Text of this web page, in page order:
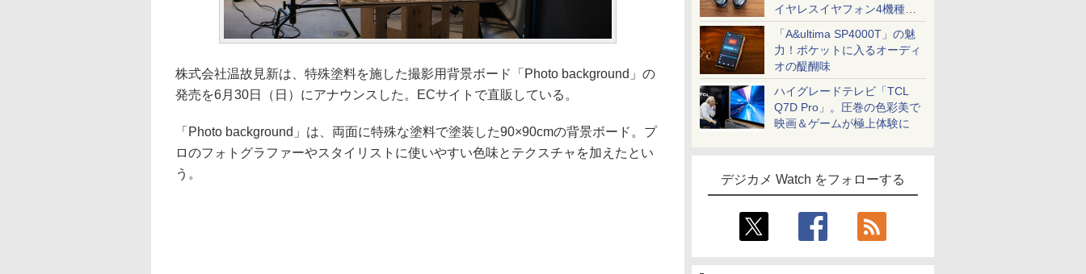
イヤレスイヤフォン4機種を
一気に聴く
「A&ultima SP4000T」の魅
力！ポケットに入るオーディ
オの醍醐味
ハイグレードテレビ「TCL
Q7D Pro」。圧巻の色彩美で
映画＆ゲームが極上体験に
デジカメ Watch をフォローする
株式会社温故見新は、特殊塗料を施した撮影用背景ボード「Photo background」の
発売を6月30日（日）にアナウンスした。ECサイトで直販している。
「Photo background」は、両面に特殊な塗料で塗装した90×90cmの背景ボード。プ
ロのフォトグラファーやスタイリストに使いやすい色味とテクスチャを加えたとい
う。